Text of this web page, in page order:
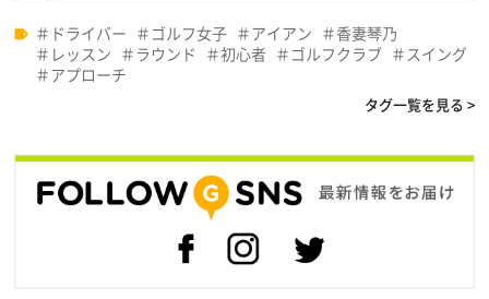
ドライバー ゴルフ女子 アイアン
香妻琴乃
レッスン
ラウンド 初心者 ゴルフクラブ
スイング
アプローチ
タグ一覧を見る >